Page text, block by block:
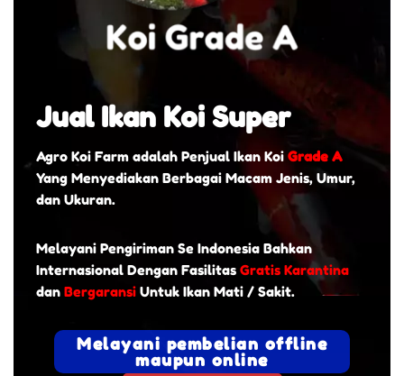
Jual Ikan Koi Super
Agro Koi Farm adalah Penjual Ikan Koi Grade A
Yang Menyediakan Berbagai Macam Jenis, Umur,
dan Ukuran.
Melayani Pengiriman Se Indonesia Bahkan
Internasional Dengan Fasilitas Gratis Karantina
dan Bergaransi Untuk Ikan Mati / Sakit.
Melayani pembelian offline
maupun online